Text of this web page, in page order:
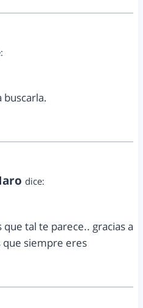
buscarla.
dice:
tal te parece.. gracias a
que siempre eres